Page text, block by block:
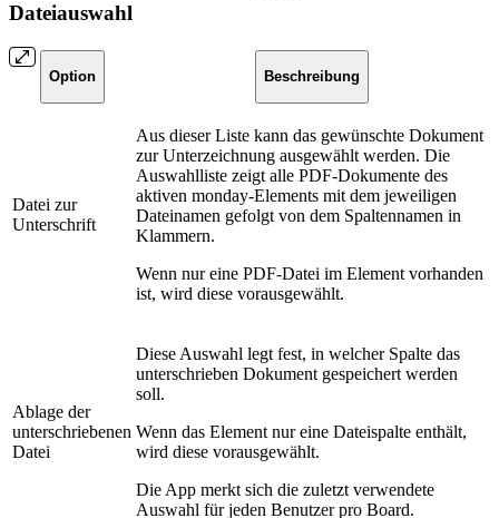
Dateiauswahl
Option Beschreibung
Datei zur
Unterschrift
Aus dieser Liste kann das gewünschte Dokument
zur Unterzeichnung ausgewählt werden. Die
Auswahlliste zeigt alle PDF-Dokumente des
aktiven monday-Elements mit dem jeweiligen
Dateinamen gefolgt von dem Spaltennamen in
Klammern.
Wenn nur eine PDF-Datei im Element vorhanden
ist, wird diese vorausgewählt.
Ablage der
unterschriebenen
Datei
Diese Auswahl legt fest, in welcher Spalte das
unterschrieben Dokument gespeichert werden
soll.
Wenn das Element nur eine Dateispalte enthält,
wird diese vorausgewählt.
Die App merkt sich die zuletzt verwendete
Auswahl für jeden Benutzer pro Board.